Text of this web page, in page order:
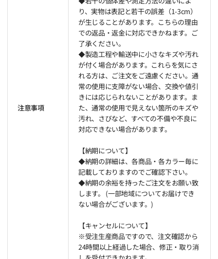
注意事項
り、実物は表記と若干の誤差（1-3cm）
が生じることがあります。こちらの理由
での返品・返金に対応できかねます。ご
了承ください。
◆製造工程や輸送中に小さなキズや汚れ
が付く場合があります。これらを気にさ
れる方は、ご注文をご遠慮ください。通
常の使用に支障がない場合、交換や値引
きには応じられないことがあります。ま
た、通常の使用で見えない箇所のキズや
汚れ、さびなど、すべての不備や不良に
対応できない場合があります。
【納期について】
◆納期の詳細は、各商品・各カラー毎に
記載しておりますのでご確認下さい。
◆納期の余裕を持ったご注文をお願い致
します。 (一部地域についてお届けでき
ない場合がございます。)
【キャンセルについて】
※受注生産商品ですので、注文確認から
24時間以上経過した場合、修正・取り消